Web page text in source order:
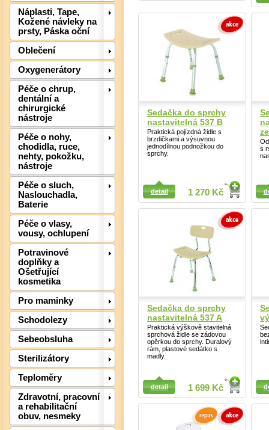
Náplasti, Tape,
Kožené návleky na
prsty, Páska oční
Oblečení
Oxygenerátory
Péče o chrup,
dentální a
chirurgické
nástroje
Péče o nohy,
chodidla, ruce,
nehty, pokožku,
nástroje
Péče o sluch,
Naslouchadla,
Baterie
Péče o vlasy,
vousy, ochlupení
Potravinové
doplňky a
Ošetřující
kosmetika
Pro maminky
Schodolezy
Sebeobsluha
Sterilizátory
Teploměry
Zdravotní, pracovní
a rehabilitační
obuv, nesmeky
Sedačka do sprchy
nastavitelná 537 B
Praktická pojízdná židle s
brzdičkami a výsuvnou
jednodílnou podnožkou do
sprchy.
1 270 Kč
detail
s
Detail
Detail
Sedačka do sprchy
nastavitelná 537 A
Praktická výškově stavitelná
sprchová židle se zádovou
opěrkou do sprchy. Duralový
rám, plastové sedátko s
madly.
1 699 Kč
detail
Detail
Detail